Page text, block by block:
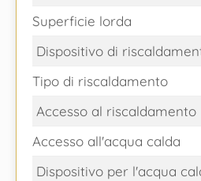
Superficie lorda
Dispositivo di
Tipo di riscaldamento
Accesso al riscaldamento
Accesso all'acqua calda
Dispositivo per l'acqua